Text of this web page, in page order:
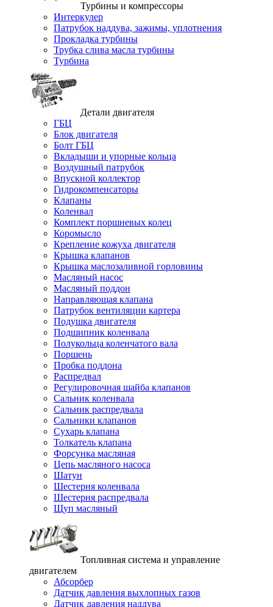
Турбины и компрессоры
Интеркулер
Патрубок наддува, зажимы, уплотнения
Прокладка турбины
Трубка слива масла турбины
Турбина
Детали двигателя
ГБЦ
Блок двигателя
Болт ГБЦ
Вкладыши и упорные кольца
Воздушный патрубок
Впускной коллектор
Гидрокомпенсаторы
Клапаны
Коленвал
Комплект поршневых колец
Коромысло
Крепление кожуха двигателя
Крышка клапанов
Крышка маслозаливной горловины
Масляный насос
Масляный поддон
Направляющая клапана
Патрубок вентиляции картера
Подушка двигателя
Подшипник коленвала
Полукольца коленчатого вала
Поршень
Пробка поддона
Распредвал
Регулировочная шайба клапанов
Сальник коленвала
Сальник распредвала
Сальники клапанов
Сухарь клапана
Толкатель клапана
Форсунка масляная
Цепь масляного насоса
Шатун
Шестерня коленвала
Шестерня распредвала
Щуп масляный
Топливная система и управление
двигателем
Абсорбер
Датчик давления выхлопных газов
Датчик давления наддува